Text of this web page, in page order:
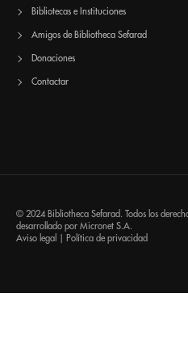
Bibliotecas e Instituciones
Amigos de Bibliotheca Sefarad
Donaciones
Contactar
© 2024 Bibliotheca Sefarad. Todos los
desarrollado por Micronet S.A.
Aviso legal
Política de privacidad